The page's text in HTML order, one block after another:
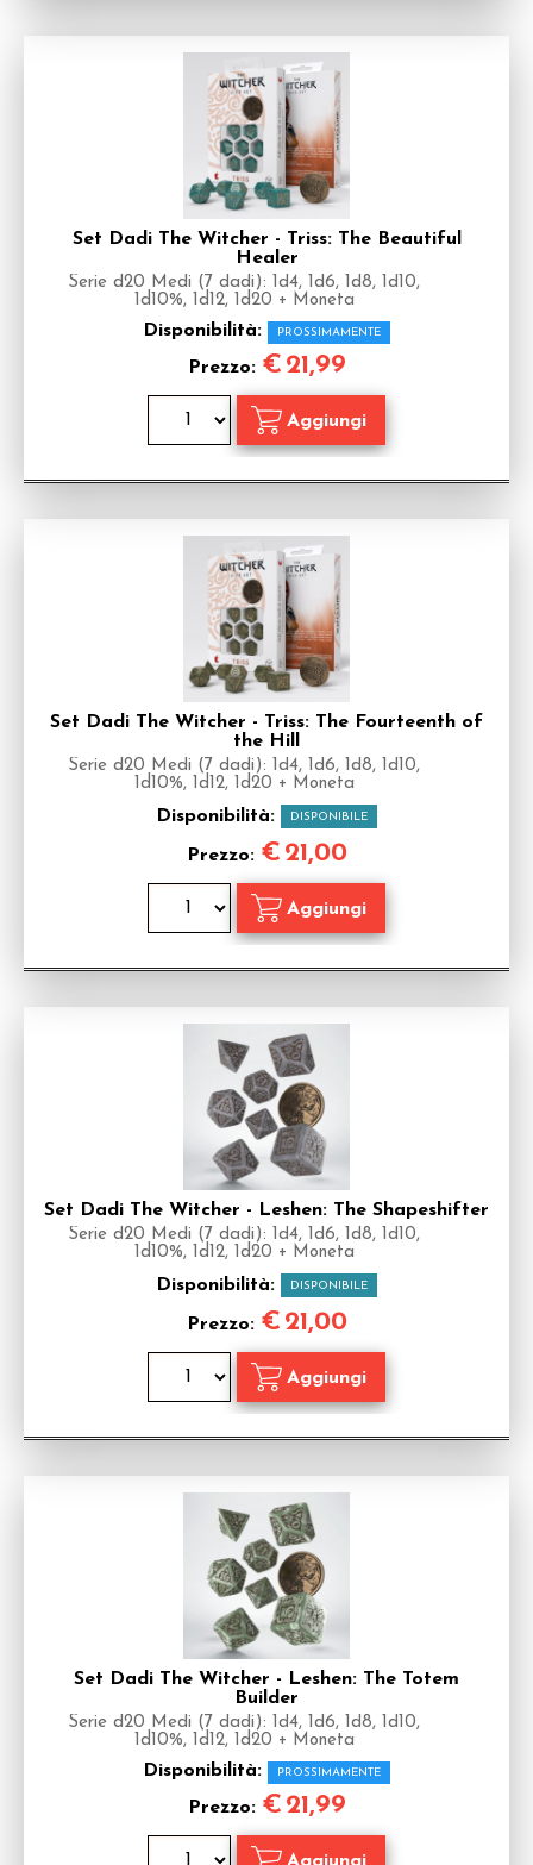
Set Dadi The Witcher - Triss: The Beautiful
Healer
Serie d20 Medi (7 dadi): 1d4, 1d6, 1d8, 1d10,
1d10%, 1d12, 1d20 + Moneta
Disponibilità: PROSSIMAMENTE
Prezzo: € 21,99
Set Dadi The Witcher - Triss: The Fourteenth of
the Hill
Serie d20 Medi (7 dadi): 1d4, 1d6, 1d8, 1d10,
1d10%, 1d12, 1d20 + Moneta
Disponibilità: DISPONIBILE
Prezzo: € 21,00
Set Dadi The Witcher - Leshen: The Shapeshifter
Serie d20 Medi (7 dadi): 1d4, 1d6, 1d8, 1d10,
1d10%, 1d12, 1d20 + Moneta
Disponibilità: DISPONIBILE
Prezzo: € 21,00
Set Dadi The Witcher - Leshen: The Totem
Builder
Serie d20 Medi (7 dadi): 1d4, 1d6, 1d8, 1d10,
1d10%, 1d12, 1d20 + Moneta
Disponibilità: PROSSIMAMENTE
Prezzo: € 21,99